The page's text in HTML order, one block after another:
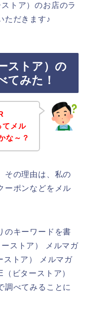
トア）のお店のラ
ただきます♪
ストア）の
てみた！
てメル
な～？
その理由は、私の
ーポンなどをメル
のキーワードを書
ストア） メルマガ
ストア） メルマガ
ビターストア）
調べてみることに